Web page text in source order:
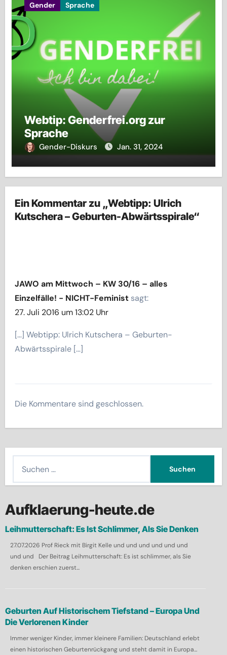
Gender Sprache
Webtip: Genderfrei.org zur
Sprache
Gender-Diskurs Jan. 31, 2024
Ein Kommentar zu „Webtipp: Ulrich
Kutschera – Geburten-Abwärtsspirale“
JAWO am Mittwoch – KW 30/16 – alles
Einzelfälle! - NICHT-Feminist sagt:
27. Juli 2016 um 13:02 Uhr
[…] Webtipp: Ulrich Kutschera – Geburten-
Abwärtsspirale […]
Die Kommentare sind geschlossen.
h
n
n
a
Aufklaerung-heute.de
Leihmutterschaft: Es Ist Schlimmer, Als Sie Denken
27.07.2026 Prof Rieck mit Birgit Kelle und und und und und und
und und Der Beitrag Leihmutterschaft: Es ist schlimmer, als Sie
denken erschien zuerst...
Geburten Auf Historischem Tiefstand – Europa Und
Die Verlorenen Kinder
Immer weniger Kinder, immer kleinere Familien: Deutschland erlebt
einen historischen Geburtenrückgang und steht damit in Europa...